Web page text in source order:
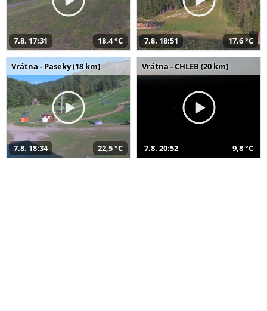
7.8. 17:31 18,4 °C 7.8. 18:51 17,6 °C
Vrátna - Paseky (18 km)
7.8. 18:34 22,5 °C
Vrátna - CHLEB (20 km)
7.8. 20:52 9,8 °C